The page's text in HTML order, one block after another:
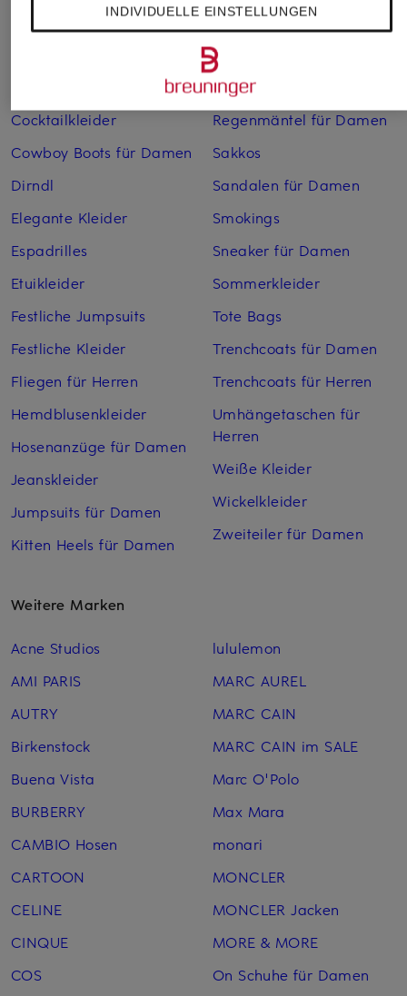
Bikinis für Damen
Cocktailkleider
Cowboy Boots für Damen
Dirndl
Elegante Kleider
Espadrilles
Etuikleider
Festliche Jumpsuits
Festliche Kleider
Fliegen für Herren
Hemdblusenkleider
Hosenanzüge für Damen
Jeanskleider
Jumpsuits für Damen
Kitten Heels für Damen
Leinenhosen für Herren
Leinenkleider
Maxikleider
Regenmäntel für Damen
Sakkos
Sandalen für Damen
Smokings
Sneaker für Damen
Sommerkleider
Tote Bags
Trenchcoats für Damen
Trenchcoats für Herren
Umhängetaschen für
Herren
Weiße Kleider
Wickelkleider
Zweiteiler für Damen
Weitere Marken
Acne Studios
AMI PARIS
AUTRY
Birkenstock
Buena Vista
BURBERRY
CAMBIO Hosen
CARTOON
CELINE
CINQUE
COS
lululemon
MARC AUREL
MARC CAIN
MARC CAIN im SALE
Marc O'Polo
Max Mara
monari
MONCLER
MONCLER Jacken
MORE & MORE
On Schuhe für Damen
INDIVIDUELLE EINSTELLUNGEN